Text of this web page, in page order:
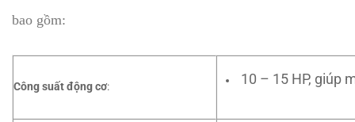
bao gồm:
Công suất động cơ: 10 – 15 HP, giúp